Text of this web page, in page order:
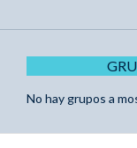
No hay grupos a